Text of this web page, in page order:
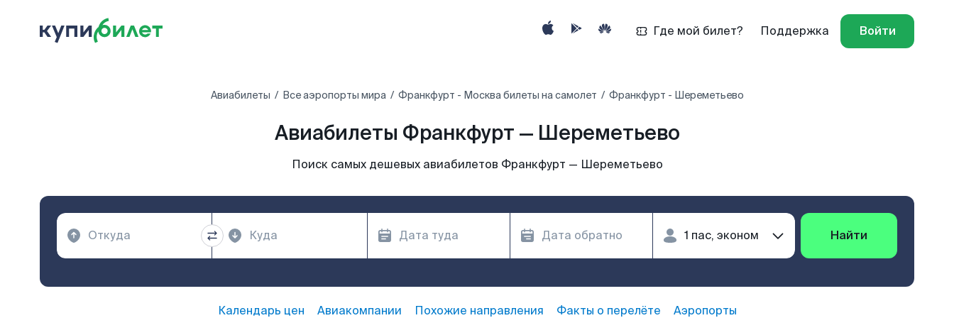
Где мой билет? Поддержка Войти
Авиабилеты Все аэропорты мира Франкфурт - Москва билеты на самолет Франкфурт - Шереметьево
Авиабилеты Франкфурт — Шереметьево
Поиск самых дешевых авиабилетов Франкфурт — Шереметьево
Найти
Календарь цен Авиакомпании Похожие направления Факты о перелёте Аэропорты